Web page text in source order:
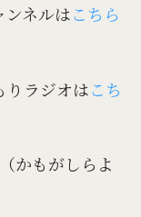
ネルはこちら
りラジオはこち
かもがしらよ